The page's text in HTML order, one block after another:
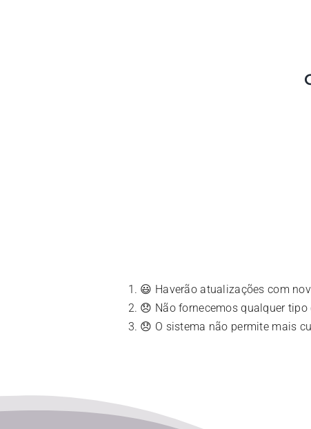
😃 Haverão atualizações com
😞 Não fornecemos qualquer
😞 O sistema não permite mais